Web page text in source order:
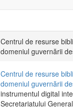
Centrul de resurse
domeniul guvernării
Centrul de resurse
domeniul guvernării
instrumentul digital
Secretariatului